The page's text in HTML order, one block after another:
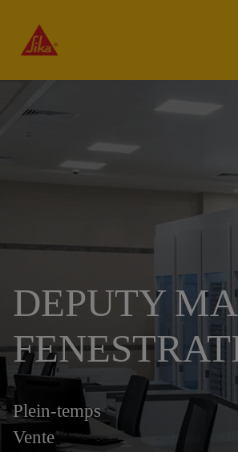
DEPUTY
Plein-temps
Vente